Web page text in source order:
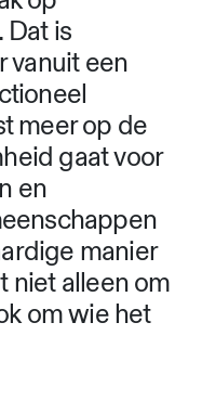
Dat is
vanuit een
meer op de
gaat voor
en
manier
niet alleen om
om wie het